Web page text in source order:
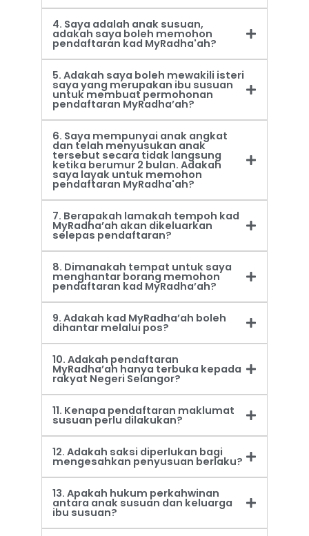
4. Saya adalah anak susuan,
adakah saya boleh memohon
pendaftaran kad MyRadha'ah?
5. Adakah saya boleh mewakili isteri
saya yang merupakan ibu susuan
untuk membuat permohonan
pendaftaran MyRadha’ah?
6. Saya mempunyai anak angkat
dan telah menyusukan anak
tersebut secara tidak langsung
ketika berumur 2 bulan. Adakah
saya layak untuk memohon
pendaftaran MyRadha'ah?
7. Berapakah lamakah tempoh kad
MyRadha’ah akan dikeluarkan
selepas pendaftaran?
8. Dimanakah tempat untuk saya
menghantar borang memohon
pendaftaran kad MyRadha’ah?
9. Adakah kad MyRadha’ah boleh
dihantar melalui pos?
10. Adakah pendaftaran
MyRadha’ah hanya terbuka kepada
rakyat Negeri Selangor?
11. Kenapa pendaftaran maklumat
susuan perlu dilakukan?
12. Adakah saksi diperlukan bagi
mengesahkan penyusuan berlaku?
13. Apakah hukum perkahwinan
antara anak susuan dan keluarga
ibu susuan?